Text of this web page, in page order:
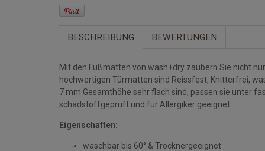
BESCHREIBUNG BEWERTUNGEN
Mit den Fußmatten von wash+dry zaubern Sie nicht
hochwertigen Türmatten sind Reissfest, Knitterfrei,
7 mm Gesamthöhe sehr flach sind, passen sie unter
schadstoffgeprüft und für Allergiker geeignet.
Eigenschaften:
waschbar bis 60° & Trocknergeeignet